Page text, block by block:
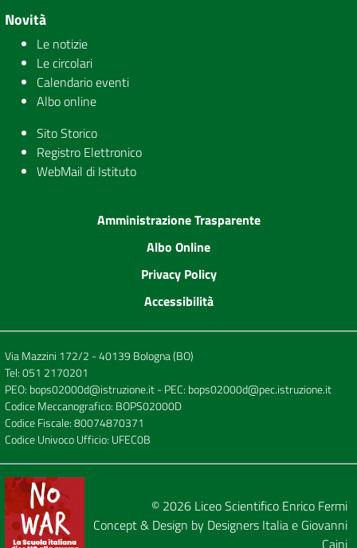
Novità
Le notizie
Le circolari
Calendario eventi
Albo online
Sito Storico
Registro Elettronico
WebMail di Istituto
Amministrazione Trasparente
Albo Online
Privacy Policy
Accessibilità
Via Mazzini 172/2 - 40139 Bologna (BO)
Tel:051 2170201
PEO: bops02000d@istruzione.it- PEC: bops02000d@pec.istruzione.it
Codice Meccanografico: BOPS02000D
Codice Fiscale: 80074870371
Codice Univoco Ufficio: UFEC0B
© 2026 Liceo Scientifico Enrico Fermi
Concept & Design by Designers Italiae Giovanni
Caini